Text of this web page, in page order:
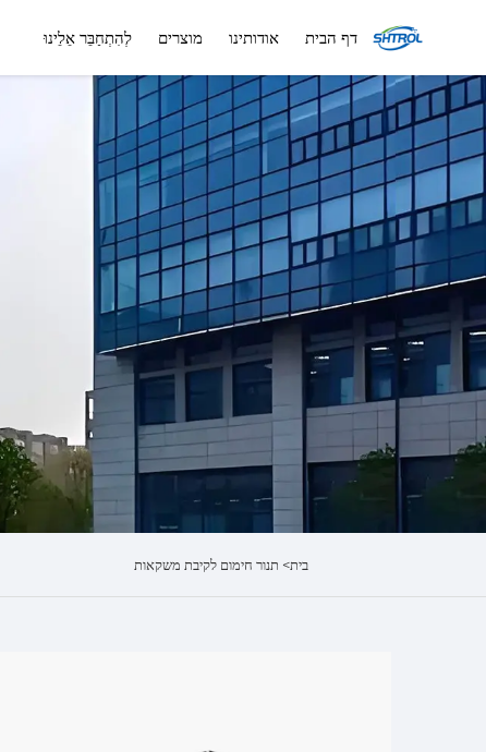
דף הבית אודותינו מוצרים לְהִתְחַבֵּר אֵלֵינוּ
בית> תנור חימום לקיבת משקאות